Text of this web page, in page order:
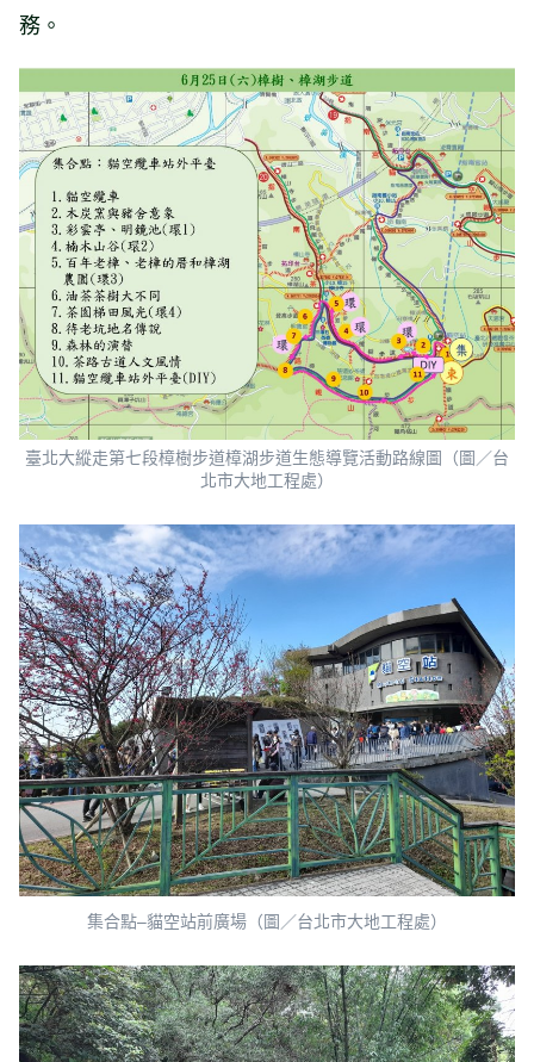
務。
臺北大縱走第七段樟樹步道樟湖步道生態導覽活動路線圖（圖／台
北市大地工程處）
集合點–貓空站前廣場（圖／台北市大地工程處）